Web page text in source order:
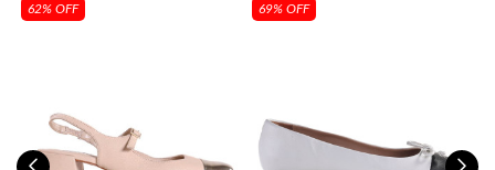
62% OFF 69% OFF